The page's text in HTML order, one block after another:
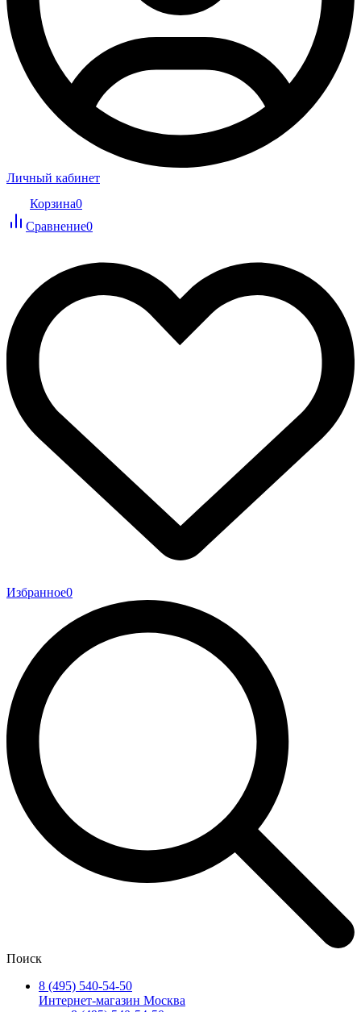
Личный кабинет
Корзина0
Сравнение0
Избранное0
Поиск
8 (495) 540-54-50
Интернет-магазин Москва